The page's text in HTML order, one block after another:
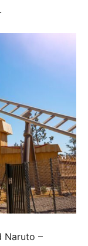
Naruto –